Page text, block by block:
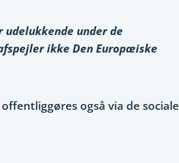
under de
ikke Den Europæiske
også via de sociale